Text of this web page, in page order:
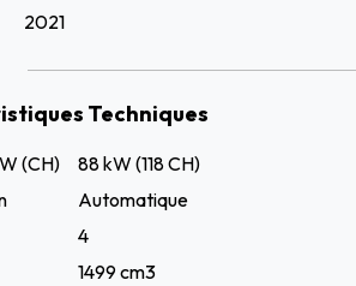
2021
Techniques
(CH)
88 kW (118 CH)
Automatique
4
1499 cm3